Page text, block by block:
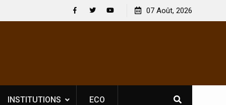
licence obligatoire pour les spectacles : En
l’opérateur culturel Soldat Jahboy se
[France-
souveraineté
07 Août, 2026
INSTITUTIONS ECO